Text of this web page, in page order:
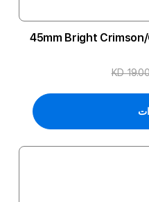
45mm Bright
KD